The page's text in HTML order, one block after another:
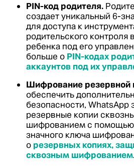
PIN-код родителя.
создает уникальный 6-
для доступа к
родительского контроля
ребенка под его
больше о PIN-кодах
аккаунтов под их
Шифрование резервной
обеспечить
безопасности,
резервные копии
шифрованием с помощью
значного ключа
о резервных копиях,
сквозным шифрованием.